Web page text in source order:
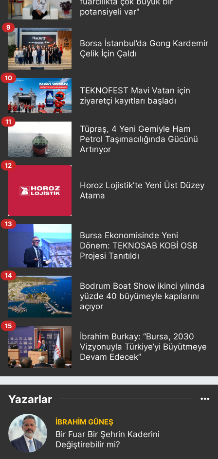
potansiyeli var"
Borsa İstanbul’da Gong Kardemir
Çelik İçin Çaldı
9
TEKNOFEST Mavi Vatan için
ziyaretçi kayıtları başladı
10
Tüpraş, 4 Yeni Gemiyle Ham
Petrol Taşımacılığında Gücünü
Artırıyor
11
Horoz Lojistik'te Yeni Üst Düzey
Atama
12
Bursa Ekonomisinde Yeni
Dönem: TEKNOSAB KOBİ OSB
Projesi Tanıtıldı
13
Bodrum Boat Show ikinci yılında
yüzde 40 büyümeyle kapılarını
açıyor
14
İbrahim Burkay: “Bursa, 2030
Vizyonuyla Türkiye’yi Büyütmeye
Devam Edecek”
15
Yazarlar
İBRAHİM GÜNEŞ
Bir Fuar Bir Şehrin Kaderini
Değiştirebilir mi?